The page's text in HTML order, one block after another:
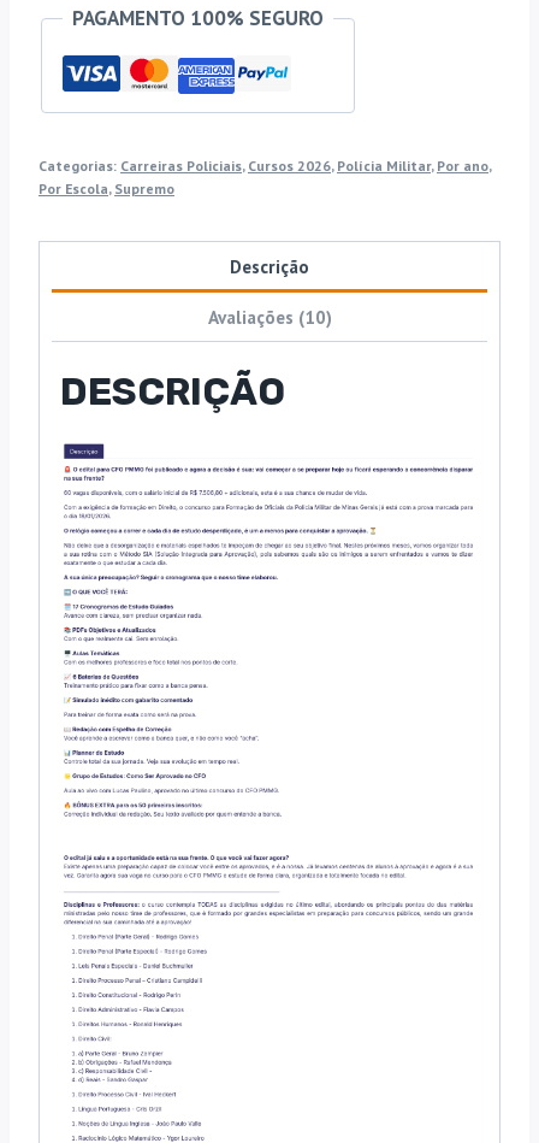
Oficiais
Polícia
Militar
Estado
Gerais
SUP
quantidade
PAGAMENTO 100% SEGURO
Categorias: Carreiras Policiais, Cursos 2026, Polícia Militar, Por ano,
Por Escola, Supremo
Descrição
Avaliações (10)
DESCRIÇÃO